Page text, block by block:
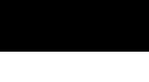
答，高效提升医药